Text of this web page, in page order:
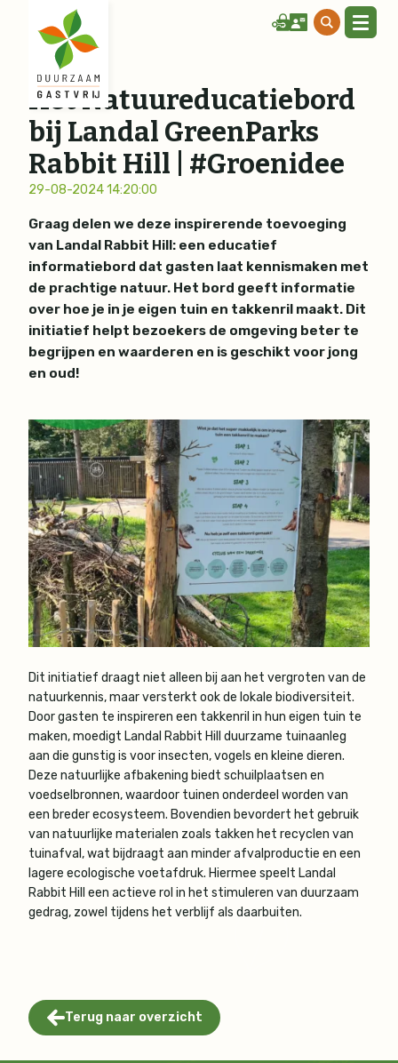
Het Natuureducatiebord
bij Landal GreenParks
Rabbit Hill | #Groenidee
29-08-2024 14:20:00
Graag delen we deze inspirerende toevoeging
van Landal Rabbit Hill: een educatief
informatiebord dat gasten laat kennismaken met
de prachtige natuur. Het bord geeft informatie
over hoe je in je eigen tuin en takkenril maakt. Dit
initiatief helpt bezoekers de omgeving beter te
begrijpen en waarderen en is geschikt voor jong
en oud!
Dit initiatief draagt niet alleen bij aan het vergroten van de
natuurkennis, maar versterkt ook de lokale biodiversiteit.
Door gasten te inspireren een takkenril in hun eigen tuin te
maken, moedigt Landal Rabbit Hill duurzame tuinaanleg
aan die gunstig is voor insecten, vogels en kleine dieren.
Deze natuurlijke afbakening biedt schuilplaatsen en
voedselbronnen, waardoor tuinen onderdeel worden van
een breder ecosysteem. Bovendien bevordert het gebruik
van natuurlijke materialen zoals takken het recyclen van
tuinafval, wat bijdraagt aan minder afvalproductie en een
lagere ecologische voetafdruk. Hiermee speelt Landal
Rabbit Hill een actieve rol in het stimuleren van duurzaam
gedrag, zowel tijdens het verblijf als daarbuiten.
Terug naar overzicht